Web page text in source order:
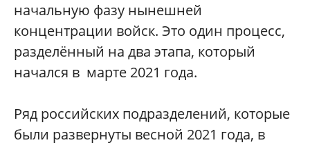
начальную фазу нынешней
концентрации войск. Это один процесс,
разделённый на два этапа, который
начался в марте 2021 года.
Ряд российских подразделений, которые
были развернуты весной 2021 года, в